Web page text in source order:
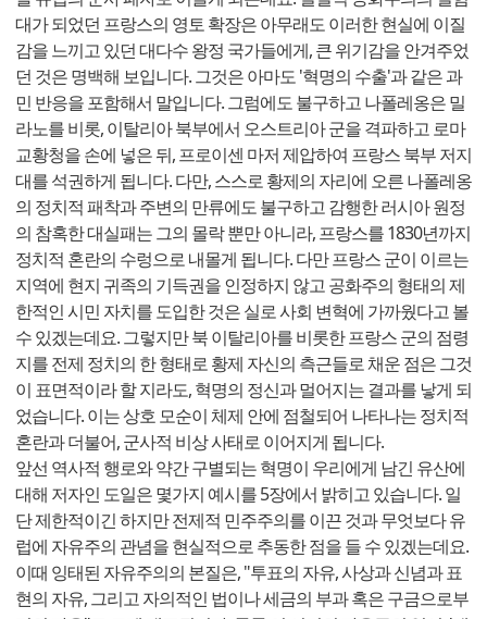
대가 되었던 프랑스의 영토 확장은 아무래도 이러한 현실에 이질
감을 느끼고 있던 대다수 왕정 국가들에게, 큰 위기감을 안겨주었
던 것은 명백해 보입니다. 그것은 아마도 '혁명의 수출'과 같은 과
민 반응을 포함해서 말입니다. 그럼에도 불구하고 나폴레옹은 밀
라노를 비롯, 이탈리아 북부에서 오스트리아 군을 격파하고 로마
교황청을 손에 넣은 뒤, 프로이센 마저 제압하여 프랑스 북부 저지
대를 석권하게 됩니다. 다만, 스스로 황제의 자리에 오른 나폴레옹
의 정치적 패착과 주변의 만류에도 불구하고 감행한 러시아 원정
의 참혹한 대실패는 그의 몰락 뿐만 아니라, 프랑스를 1830년까지
정치적 혼란의 수렁으로 내몰게 됩니다. 다만 프랑스 군이 이르는
지역에 현지 귀족의 기득권을 인정하지 않고 공화주의 형태의 제
한적인 시민 자치를 도입한 것은 실로 사회 변혁에 가까웠다고 볼
수 있겠는데요. 그렇지만 북 이탈리아를 비롯한 프랑스 군의 점령
지를 전제 정치의 한 형태로 황제 자신의 측근들로 채운 점은 그것
이 표면적이라 할 지라도, 혁명의 정신과 멀어지는 결과를 낳게 되
었습니다. 이는 상호 모순이 체제 안에 점철되어 나타나는 정치적
혼란과 더불어, 군사적 비상 사태로 이어지게 됩니다.
앞선 역사적 행로와 약간 구별되는 혁명이 우리에게 남긴 유산에
대해 저자인 도일은 몇가지 예시를 5장에서 밝히고 있습니다. 일
단 제한적이긴 하지만 전제적 민주주의를 이끈 것과 무엇보다 유
럽에 자유주의 관념을 현실적으로 추동한 점을 들 수 있겠는데요.
이때 잉태된 자유주의의 본질은, "투표의 자유, 사상과 신념과 표
현의 자유, 그리고 자의적인 법이나 세금의 부과 혹은 구금으로부